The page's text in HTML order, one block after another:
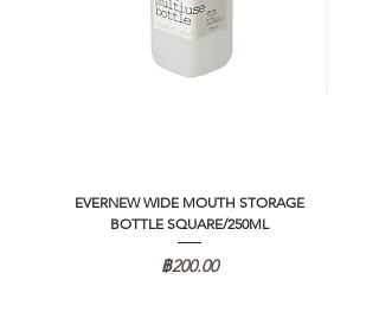
EVERNEW WIDE MOUTH STORAGE
BOTTLE SQUARE/250ML
ราคา
฿200.00